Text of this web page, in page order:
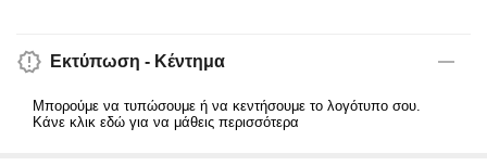
Εκτύπωση - Κέντημα
Μπορούμε να τυπώσουμε ή να κεντήσουμε το λογότυπο σου.
Κάνε κλικ εδώ για να μάθεις περισσότερα